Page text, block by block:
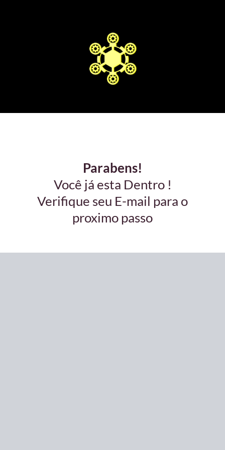
Parabens!
Você já esta Dentro !
Verifique seu E-mail para o
proximo passo